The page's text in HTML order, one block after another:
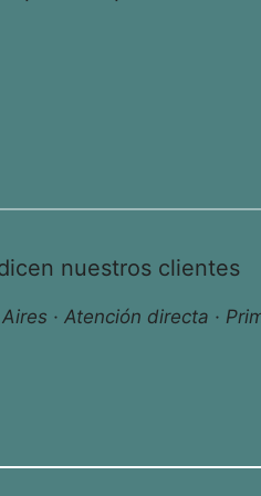
nuestros clientes
· Atención directa ·